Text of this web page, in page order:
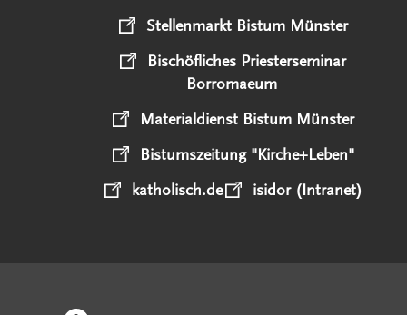
Stellenmarkt Bistum Münster
Bischöfliches Priesterseminar
Borromaeum
Materialdienst Bistum Münster
Bistumszeitung "Kirche+Leben"
katholisch.de
isidor (Intranet)